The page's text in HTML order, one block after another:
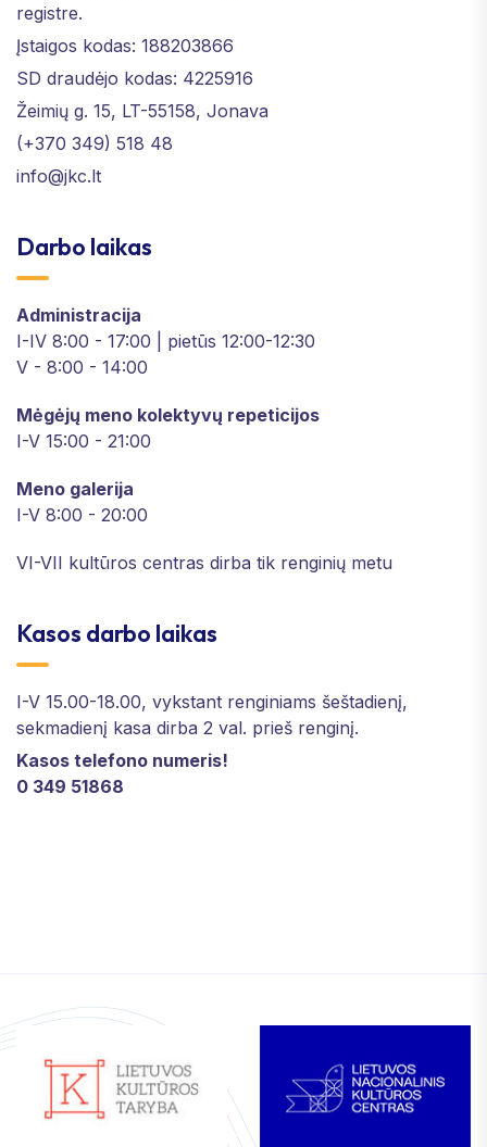
registre.
Įstaigos kodas: 188203866
SD draudėjo kodas: 4225916
Žeimių g. 15, LT-55158, Jonava
(+370 349) 518 48
info@jkc.lt
Darbo laikas
Administracija
I-IV 8:00 - 17:00 | pietūs 12:00-12:30
V - 8:00 - 14:00
Mėgėjų meno kolektyvų repeticijos
I-V 15:00 - 21:00
Meno galerija
I-V 8:00 - 20:00
VI-VII kultūros centras dirba tik renginių metu
Kasos darbo laikas
I-V 15.00-18.00, vykstant renginiams šeštadienį,
sekmadienį kasa dirba 2 val. prieš renginį.
Kasos telefono numeris!
0 349 51868